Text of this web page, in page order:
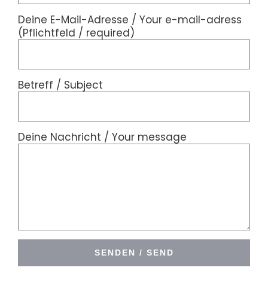
Deine E-Mail-Adresse / Your e-mail-adress
(Pflichtfeld / required)
Betreff / Subject
Deine Nachricht / Your message